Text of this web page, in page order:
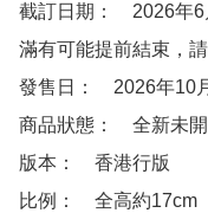
截訂日期：　2026年
滿有可能提前結束，
發售日：　2026年10
商品狀態：　全新未
版本：　香港行版
比例：　全高約17cm